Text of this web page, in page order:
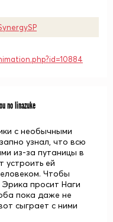
no Iinazuke
с необычными
узнал, что всю
из-за путаницы в
устроить ей
Чтобы
просит Наги
пока даже не
сыграет с ними